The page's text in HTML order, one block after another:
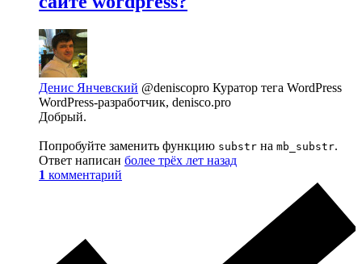
Денис Янчевский @deniscopro Куратор тега WordPress
WordPress-разработчик, denisco.pro
Добрый.
Попробуйте заменить функцию substr на mb_substr.
Ответ написан более трёх лет назад
1 комментарий